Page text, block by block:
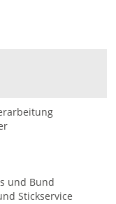
und Bund
Stickservice